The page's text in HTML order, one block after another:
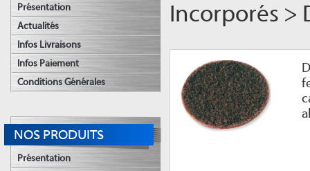
Présentation
Actualités
Infos Livraisons
Infos Paiement
Conditions Générales
NOS PRODUITS
Présentation
Incorporés >